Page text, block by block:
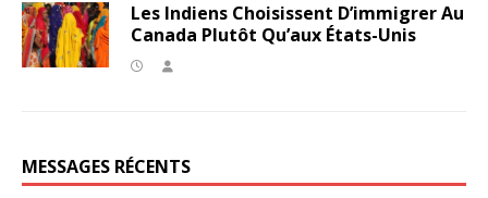
Les Indiens Choisissent D’immigrer Au
Canada Plutôt Qu’aux États-Unis
MESSAGES RÉCENTS